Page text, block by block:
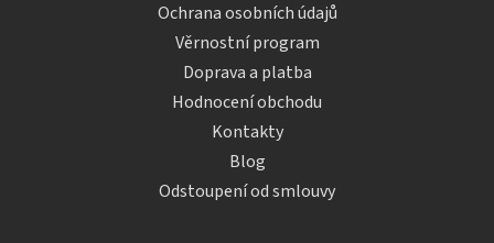
Ochrana osobních údajů
Věrnostní program
Doprava a platba
Hodnocení obchodu
Kontakty
Blog
Odstoupení od smlouvy